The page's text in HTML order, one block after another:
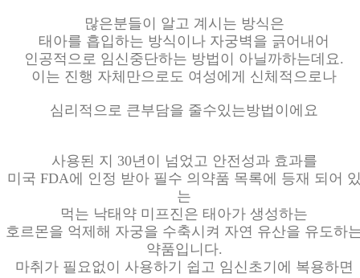
많은분들이 알고 계시는 방식은
태아를 흡입하는 방식이나 자궁벽을 긁어내어
인공적으로 임신중단하는 방법이 아닐까하는데요.
이는 진행 자체만으로도 여성에게 신체적으로나
심리적으로 큰부담을 줄수있는방법이에요
사용된 지 30년이 넘었고 안전성과 효과를
미국 FDA에 인정 받아 필수 의약품 목록에 등재 되어
는
먹는 낙태약 미프진은 태아가 생성하는
호르몬을 억제해 자궁을 수축시켜 자연 유산을 유도하
약품입니다.
마취가 필요없이 사용하기 쉽고 임신초기에 복용하면